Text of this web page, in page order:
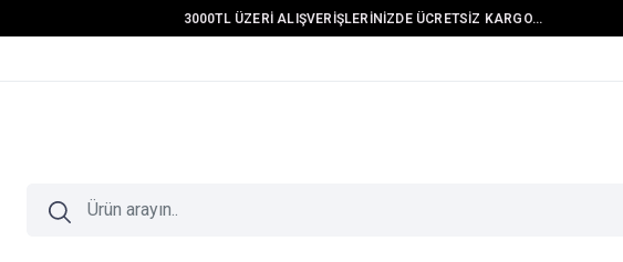
3000TL ÜZERİ ALIŞVERİŞLERİNİZDE ÜCRETSİZ KARGO...